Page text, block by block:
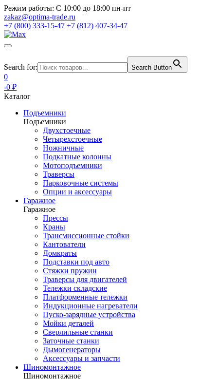
Режим работы: С 10:00 до 18:00 пн-пт
zakaz@optima-trade.ru
+7 (800) 333-15-47 +7 (812) 407-34-47
Search for: Search Button
0
-0 ₽
Каталог
Подъемники
Подъемники
Двухстоечные
Четырехстоечные
Ножничные
Подкатные колонны
Мотоподъемники
Траверсы
Парковочные системы
Опции и аксессуары
Гаражное
Гаражное
Прессы
Краны
Трансмиссионные стойки
Кантователи
Домкраты
Подставки под авто
Стяжки пружин
Траверсы для двигателей
Тележки складские
Платформенные тележки
Индукционные нагреватели
Пуско-зарядные устройства
Мойки деталей
Сверлильные станки
Заточные станки
Дымогенераторы
Аксессуары и запчасти
Шиномонтажное
Шиномонтажное